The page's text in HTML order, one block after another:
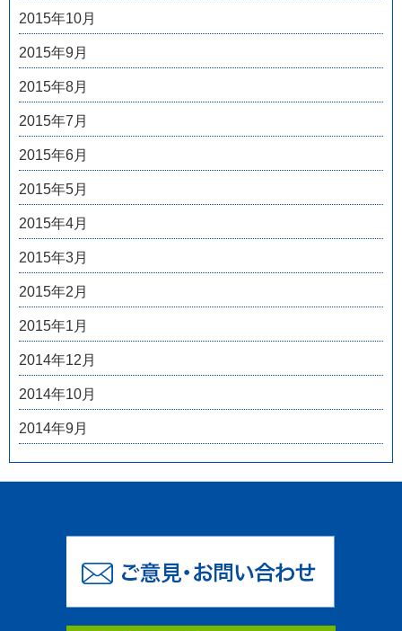
2015年10月
2015年9月
2015年8月
2015年7月
2015年6月
2015年5月
2015年4月
2015年3月
2015年2月
2015年1月
2014年12月
2014年10月
2014年9月